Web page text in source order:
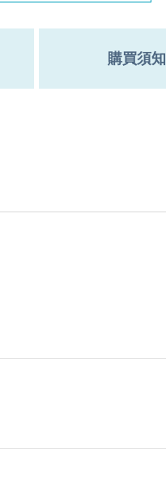
購買須知